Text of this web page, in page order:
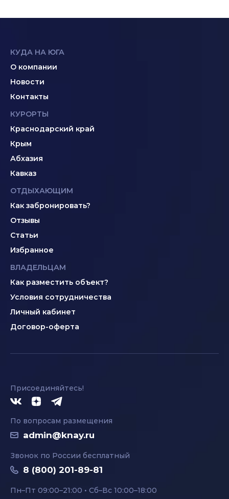
КУДА НА ЮГА
О компании
Новости
Контакты
КУРОРТЫ
Краснодарский край
Крым
Абхазия
Кавказ
ОТДЫХАЮЩИМ
Как забронировать?
Отзывы
Статьи
Избранное
ВЛАДЕЛЬЦАМ
Как разместить объект?
Условия сотрудничества
Личный кабинет
Договор-оферта
Присоединяйтесь!
По вопросам размещения
admin@knay.ru
Звонок по России бесплатный
8 (800) 201-89-81
Пн–Пт 09:00–21:00 • Сб–Вс 10:00–18:00